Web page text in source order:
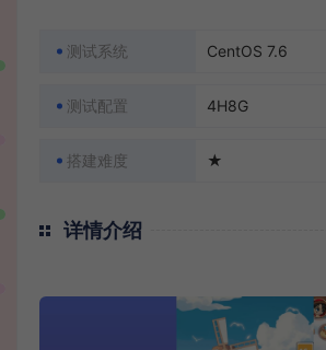
测试系统 CentOS 7.6
测试配置 4H8G
搭建难度 ★
详情介绍